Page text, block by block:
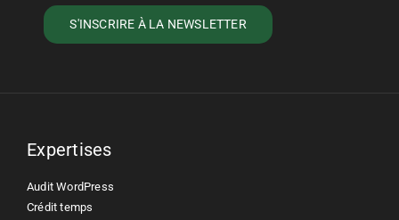
Expertises
Audit WordPress
Crédit temps